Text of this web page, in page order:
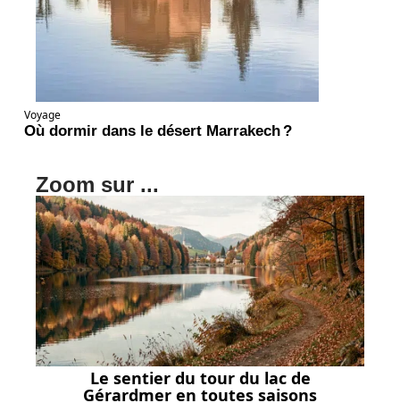
Voyage
Où dormir dans le désert Marrakech ?
Zoom sur ...
Le sentier du tour du lac de
Gérardmer en toutes saisons